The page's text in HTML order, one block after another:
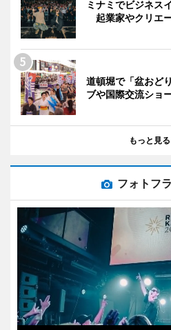
ミナミでビジネス
起業家やクリエ
道頓堀で「盆おど
ブや国際交流ショ
もっと見る
フォトフ